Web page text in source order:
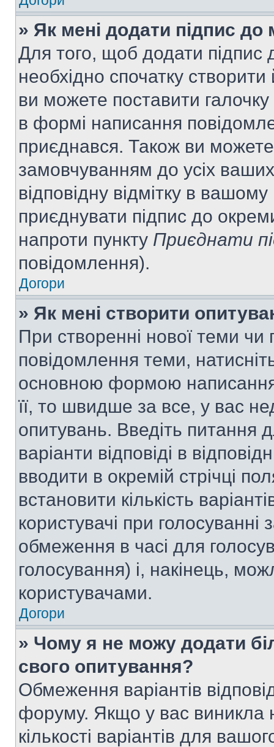
» Як мені додати підпис
Для того, щоб додати
необхідно спочатку
ви можете поставити
в формі написання
приєднався. Також ви
замовчуванням до усіх
відповідну відмітку в
приєднувати підпис до
напроти пункту Приєднати
повідомлення).
Догори
» Як мені створити
При створенні нової теми чи
повідомлення теми,
основною формою
її, то швидше за все, у вас
опитувань. Введіть питання
варіанти відповіді в
вводити в окремій стрічці
встановити кількість
користувачі при
обмеження в часі для
голосування) і, накінець,
користувачами.
Догори
» Чому я не можу додати
свого опитування?
Обмеження варіантів
форуму. Якщо у вас виникла
кількості варіантів для